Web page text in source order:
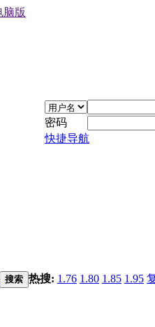
脑版
密码
快捷导航
搜索 热搜: 1.76 1.80 1.85 1.95